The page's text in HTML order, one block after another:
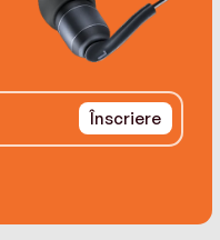
Înscriere